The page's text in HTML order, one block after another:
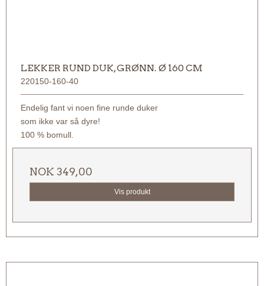
LEKKER RUND DUK, GRØNN. Ø 160 CM
220150-160-40
Endelig fant vi noen fine runde duker
som ikke var så dyre!
100 % bomull.
NOK 349,00
Vis produkt